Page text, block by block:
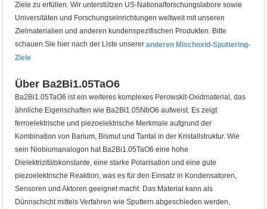
Ziele zu erfüllen. Wir unterstützen US-Nationalforschungslabore sowie
Universitäten und Forschungseinrichtungen weltweit mit unseren
Zielmaterialien und anderen kundenspezifischen Produkten. Bitte
schauen Sie hier nach der Liste unsereranderen Mischoxid-Sputtering-
Ziele
Über Ba2Bi1.05TaO6
Ba2Bi1.05TaO6 ist ein weiteres komplexes Perowskit-Oxidmaterial, das
ähnliche Eigenschaften wie Ba2Bi1.05NbO6 aufweist. Es zeigt
ferroelektrische und piezoelektrische Merkmale aufgrund der
Kombination von Barium, Bismut und Tantal in der Kristallstruktur. Wie
sein Niobiumanalogon hat Ba2Bi1.05TaO6 eine hohe
Dielektrizitätskonstante, eine starke Polarisation und eine gute
piezoelektrische Reaktion, was es für den Einsatz in Kondensatoren,
Sensoren und Aktoren geeignet macht. Das Material kann als
Dünnschicht mittels Verfahren wie Sputtern abgeschieden werden,